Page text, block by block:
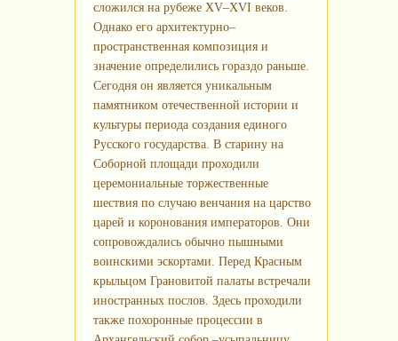
сложился на рубеже XV–XVI веков.
Однако его архитектурно–
пространственная композиция и
значение определились гораздо раньше.
Сегодня он является уникальным
памятником отечественной истории и
культуры периода создания единого
Русского государства. В старину на
Соборной площади проходили
церемониальные торжественные
шествия по случаю венчания на царство
царей и коронования императоров. Они
сопровождались обычно пышными
воинскими эскортами. Перед Красным
крыльцом Грановитой палаты встречали
иностранных послов. Здесь проходили
также похоронные процессии в